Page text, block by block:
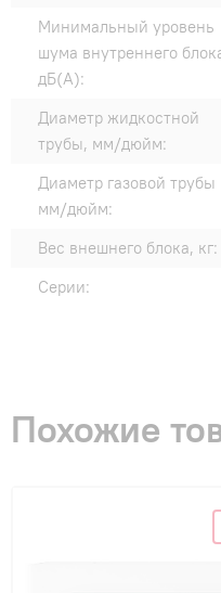
Минимальный уровень
шума внутреннего
дБ(А):
Диаметр жидкостной
трубы, мм/дюйм:
Диаметр газовой трубы
мм/дюйм:
Вес внешнего блока, кг:
Серии:
Похожие